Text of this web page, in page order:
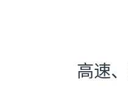
高速、